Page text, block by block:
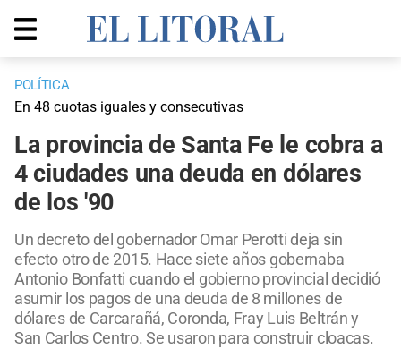
POLÍTICA
En 48 cuotas iguales y consecutivas
La provincia de Santa Fe le cobra a
4 ciudades una deuda en dólares
de los '90
Un decreto del gobernador Omar Perotti deja sin
efecto otro de 2015. Hace siete años gobernaba
Antonio Bonfatti cuando el gobierno provincial decidió
asumir los pagos de una deuda de 8 millones de
dólares de Carcarañá, Coronda, Fray Luis Beltrán y
San Carlos Centro. Se usaron para construir cloacas.